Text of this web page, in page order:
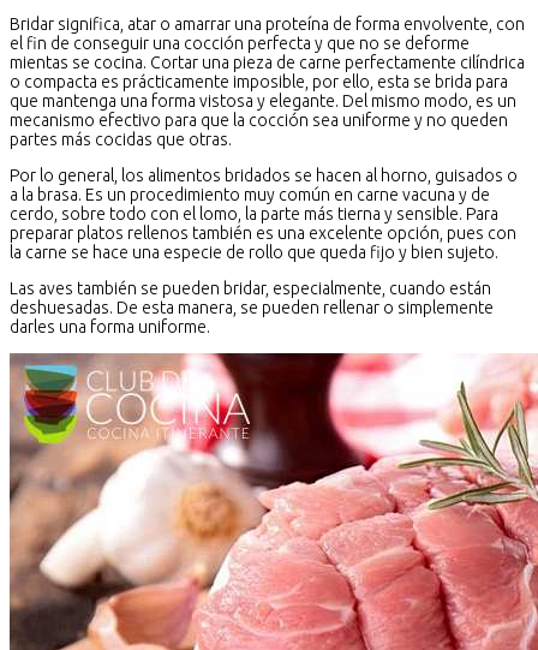
Bridar significa, atar o amarrar una proteína de forma envolvente, con
el fin de conseguir una cocción perfecta y que no se deforme
mientas se cocina. Cortar una pieza de carne perfectamente cilíndrica
o compacta es prácticamente imposible, por ello, esta se brida para
que mantenga una forma vistosa y elegante. Del mismo modo, es un
mecanismo efectivo para que la cocción sea uniforme y no queden
partes más cocidas que otras.
Por lo general, los alimentos bridados se hacen al horno, guisados o
a la brasa. Es un procedimiento muy común en carne vacuna y de
cerdo, sobre todo con el lomo, la parte más tierna y sensible. Para
preparar platos rellenos también es una excelente opción, pues con
la carne se hace una especie de rollo que queda fijo y bien sujeto.
Las aves también se pueden bridar, especialmente, cuando están
deshuesadas. De esta manera, se pueden rellenar o simplemente
darles una forma uniforme.